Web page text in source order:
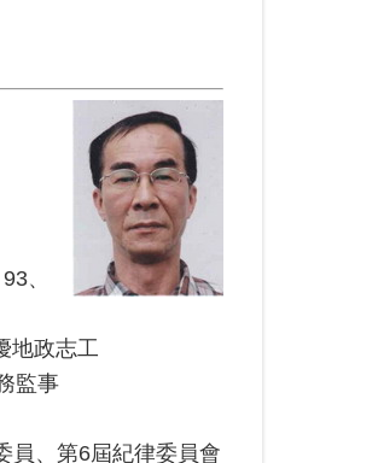
、
地政志工
監事
員、第6屆紀律委員會